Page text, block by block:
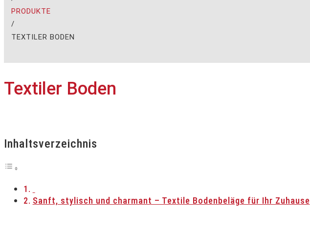
PRODUKTE
/
TEXTILER BODEN
Textiler Boden
Inhaltsverzeichnis
Sanft, stylisch und charmant – Textile Bodenbeläge für Ihr Zuhause